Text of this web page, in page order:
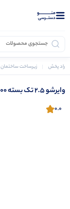
منــــــــــــو
دستــرسی
راد پخش زیرساخت ساختمان
وایرشو 2.5 تک بسته 100 عددی
0.0